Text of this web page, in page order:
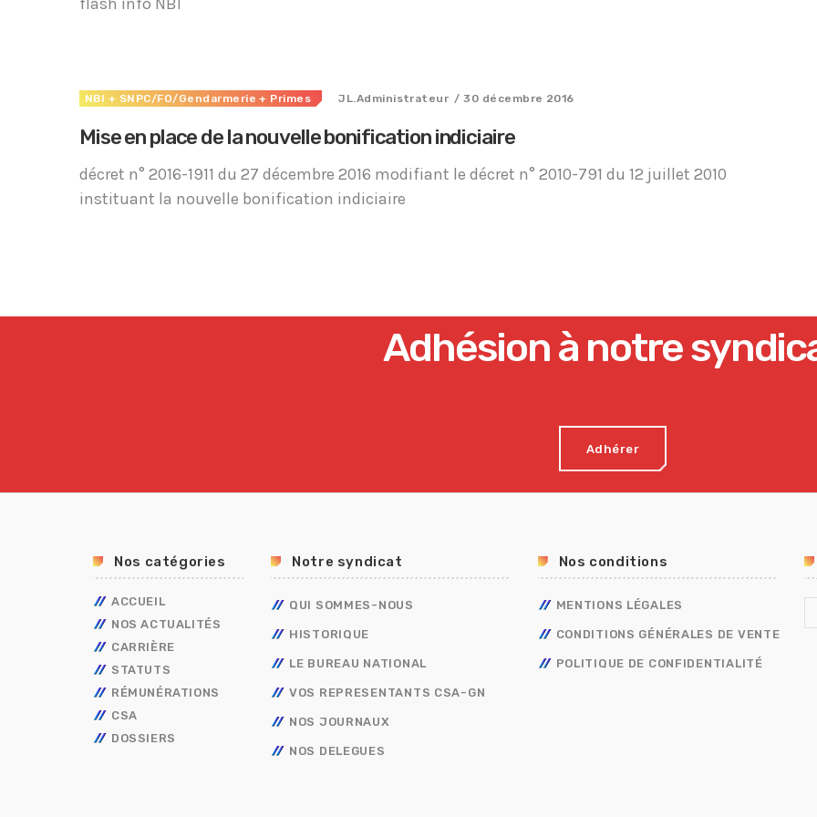
NBI + SNPC/FO/Gendarmerie + Primes JL.Administrateur / 30 décembre 2016
Mise en place de la nouvelle bonification indiciaire
décret n° 2016-1911 du 27 décembre 2016 modifiant le décret n° 2010-791 du 12 juillet 2010
instituant la nouvelle bonification indiciaire
Adhésion à notre
Adhérer
Nos catégories
ACCUEIL
NOS ACTUALITÉS
CARRIÈRE
AVANCEMENT
TECHNIQUES
OUVRIER DE L’ETAT
MOBILITÉ
CAP
CONCOURS/EXAMENS
STATUTS
FONCTIONNAIRES
ADMINISTRATIFS
OUVRIER DE L’ETAT
CONTRACTUELS
RÉMUNÉRATIONS
CALENDRIER DE PAYE
GRILLES INDICIAIRES
CSA
GENDARMERIE
DOSSIERS
Notre syndicat
QUI SOMMES-NOUS
HISTORIQUE
LE BUREAU NATIONAL
VOS REPRESENTANTS CSA-GN
NOS JOURNAUX
NOS DELEGUES
Nos conditions
MENTIONS LÉGALES
CONDITIONS GÉNÉRALES DE VENTE
POLITIQUE DE CONFIDENTIALITÉ